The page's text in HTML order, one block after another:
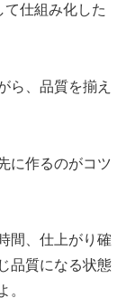
て仕組み化した
ら、品質を揃え
に作るのがコツ
間、仕上がり確
品質になる状態
。